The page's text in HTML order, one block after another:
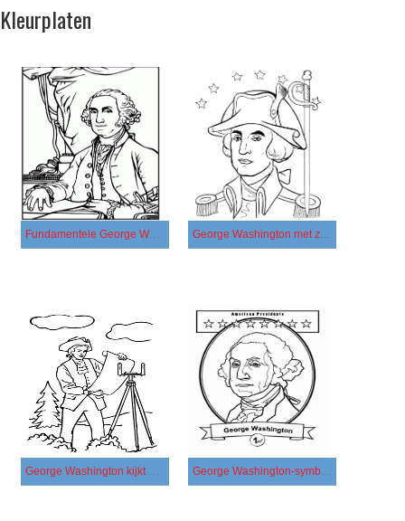
Kleurplaten
Fundamentele George Washington George Washington met zwaard
George Washington kijkt naar schilderijen George Washington-symbool